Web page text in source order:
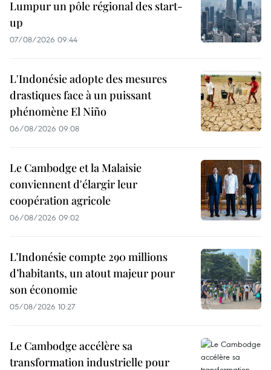
Lumpur un pôle régional des start-
up
07/08/2026 09:44
L'Indonésie adopte des mesures
drastiques face à un puissant
phénomène El Niño
06/08/2026 09:08
Le Cambodge et la Malaisie
conviennent d'élargir leur
coopération agricole
06/08/2026 09:02
L’Indonésie compte 290 millions
d’habitants, un atout majeur pour
son économie
05/08/2026 10:27
Le Cambodge accélère sa
transformation industrielle pour